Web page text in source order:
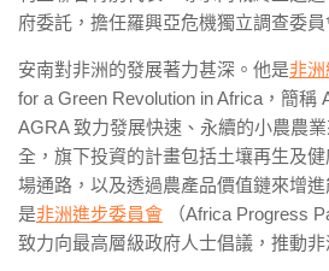
府委託，擔任羅興亞危機獨立調查委員
安南對非洲的發展著力甚深。他是非洲
for a Green Revolution in Africa，簡稱
AGRA 致力發展快速、永續的小農農
全，旗下投資的計畫包括土壤再生及
場通路，以及透過農產品價值鏈來增
是非洲進步委員會 （Africa Progress
致力向最高層級政府人士倡議，推動非